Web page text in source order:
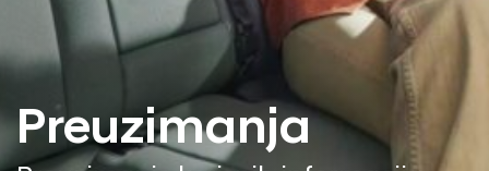
Preuzimanja